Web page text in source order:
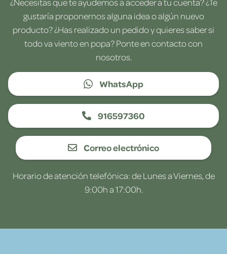
gustaría proponernos alguna idea o algún nuevo
producto? ¿Has realizado un pedido y quieres saber si
todo va viento en popa? Ponte en contacto con
nosotros.
WhatsApp
916597360
Correo electrónico
Horario de atención telefónica: de Lunes a Viernes, de
9:00h a 17:00h.